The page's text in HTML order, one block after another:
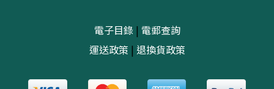
電子目錄| 電郵查詢
運送政策 | 退換貨政策